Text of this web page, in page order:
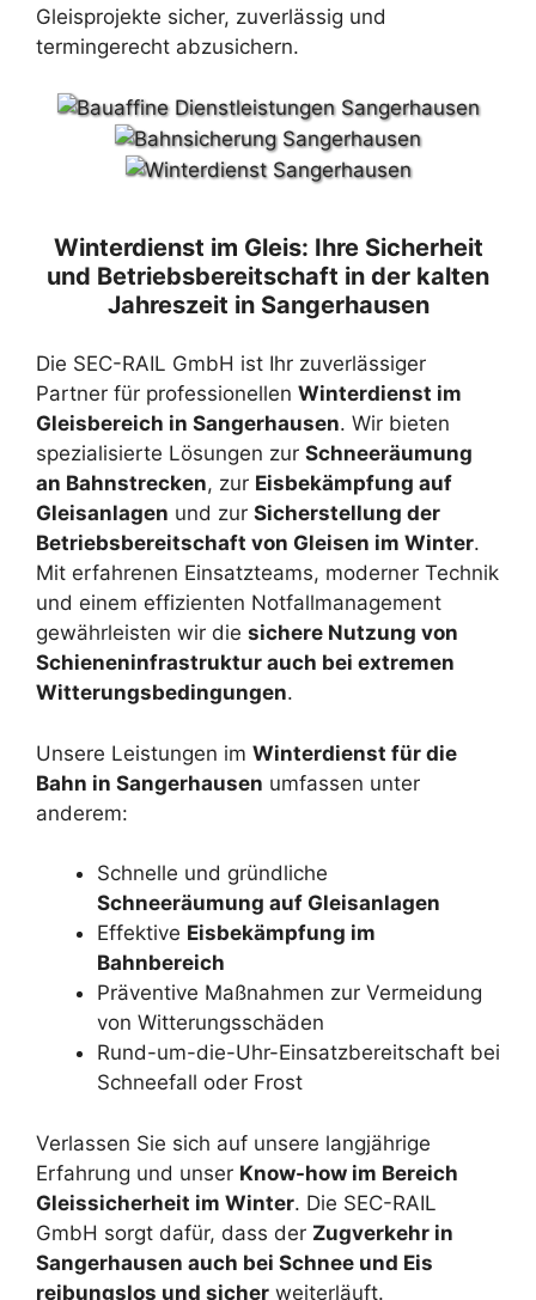
Gleisprojekte sicher, zuverlässig und
termingerecht abzusichern.
Winterdienst im Gleis: Ihre Sicherheit
und Betriebsbereitschaft in der kalten
Jahreszeit in Sangerhausen
Die SEC-RAIL GmbH ist Ihr zuverlässiger
Partner für professionellen Winterdienst im
Gleisbereich in Sangerhausen. Wir bieten
spezialisierte Lösungen zur Schneeräumung
an Bahnstrecken, zur Eisbekämpfung auf
Gleisanlagen und zur Sicherstellung der
Betriebsbereitschaft von Gleisen im Winter.
Mit erfahrenen Einsatzteams, moderner Technik
und einem effizienten Notfallmanagement
gewährleisten wir die sichere Nutzung von
Schieneninfrastruktur auch bei extremen
Witterungsbedingungen.
Unsere Leistungen im Winterdienst für die
Bahn in Sangerhausen umfassen unter
anderem:
Schnelle und gründliche
Schneeräumung auf Gleisanlagen
Effektive Eisbekämpfung im
Bahnbereich
Präventive Maßnahmen zur Vermeidung
von Witterungsschäden
Rund-um-die-Uhr-Einsatzbereitschaft bei
Schneefall oder Frost
Verlassen Sie sich auf unsere langjährige
Erfahrung und unser Know-how im Bereich
Gleissicherheit im Winter. Die SEC-RAIL
GmbH sorgt dafür, dass der Zugverkehr in
Sangerhausen auch bei Schnee und Eis
reibungslos und sicher weiterläuft.